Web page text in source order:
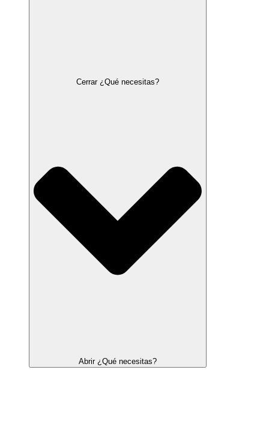
Cerrar ¿Qué necesitas?
Abrir ¿Qué necesitas?